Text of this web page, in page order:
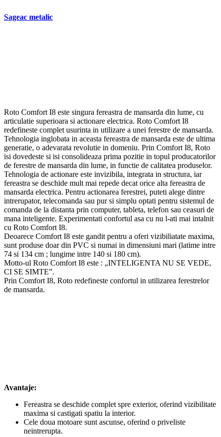
Sageac metalic
Roto Comfort I8 este singura fereastra de mansarda din lume, cu
articulatie superioara si actionare electrica. Roto Comfort I8
redefineste complet usurinta in utilizare a unei ferestre de mansarda.
Tehnologia inglobata in aceasta fereastra de mansarda este de ultima
generatie, o adevarata revolutie in domeniu. Prin Comfort I8, Roto
isi dovedeste si isi consolideaza prima pozitie in topul producatorilor
de ferestre de mansarda din lume, in functie de calitatea produselor.
Tehnologia de actionare este invizibila, integrata in structura, iar
fereastra se deschide mult mai repede decat orice alta fereastra de
mansarda electrica. Pentru actionarea ferestrei, puteti alege dintre
intrerupator, telecomanda sau pur si simplu optati pentru sistemul de
comanda de la distanta prin computer, tableta, telefon sau ceasuri de
mana inteligente. Experimentati confortul asa cu nu l-ati mai intalnit
cu Roto Comfort I8.
Deoarece Comfort I8 este gandit pentru a oferi vizibiliatate maxima,
sunt produse doar din PVC si numai in dimensiuni mari (latime intre
74 si 134 cm ; lungime intre 140 si 180 cm).
Motto-ul Roto Comfort I8 este : „INTELIGENTA NU SE VEDE,
CI SE SIMTE”.
Prin Comfort I8, Roto redefineste confortul in utilizarea ferestrelor
de mansarda.
Avantaje:
Fereastra se deschide complet spre exterior, oferind vizibilitate
maxima si castigati spatiu la interior.
Cele doua motoare sunt ascunse, oferind o priveliste
neintrerupta.